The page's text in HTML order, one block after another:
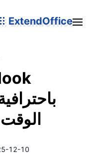
ExtendOffice
12-10